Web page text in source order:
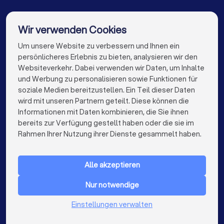
Umzugsunternehmen in Hamburg
Umzugsunternehmen in München
Umzugsunternehmen in Köln
Umzugsunternehmen in Frankfurt am Main
Umzugsunternehmen in Stuttgart
Umzugsunternehmen in Düsseldorf
Umzugsunternehmen in Essen
Umzugsunternehmen in Bremen
Umzugsunternehmen in Dresden
Die besten Umzugsunternehmen für Sie
info@trustlocal.de
FÜR PRIVATPERSONEN
Niederlande
Wir verwenden Cookies
Um unsere Website zu verbessern und Ihnen ein
persönlicheres Erlebnis zu bieten, analysieren wir den
Websiteverkehr. Dabei verwenden wir Daten, um Inhalte
und Werbung zu personalisieren sowie Funktionen für
soziale Medien bereitzustellen. Ein Teil dieser Daten
wird mit unseren Partnern geteilt. Diese können die
Informationen mit Daten kombinieren, die Sie ihnen
bereits zur Verfügung gestellt haben oder die sie im
Rahmen Ihrer Nutzung ihrer Dienste gesammelt haben.
Alle akzeptieren
Nur notwendige
Einstellungen verwalten